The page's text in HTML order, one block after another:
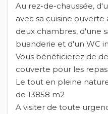
Au rez-de-chaussée,
avec sa cuisine
deux chambres, d'une
buanderie et d'un WC
Vous bénéficierez de
couverte pour les
Le tout en pleine
de 13858 m2
A visiter de toute